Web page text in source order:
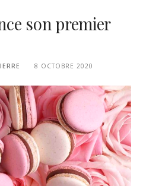
son premier
8 OCTOBRE 2020